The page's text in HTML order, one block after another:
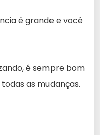
é grande e você
é sempre bom
as mudanças.